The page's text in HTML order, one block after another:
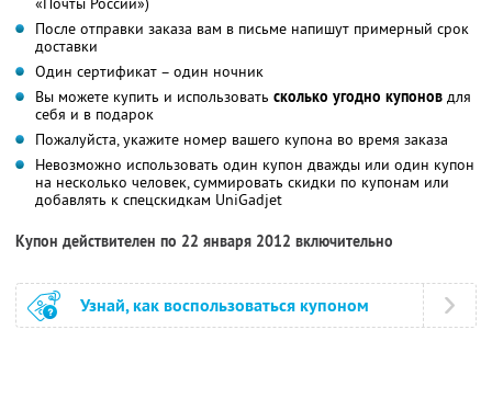
После отправки заказа вам в письме напишут примерный срок
доставки
Один сертификат – один ночник
Вы можете купить и использовать сколько угодно купонов для
себя и в подарок
Пожалуйста, укажите номер вашего купона во время заказа
Невозможно использовать один купон дважды или один купон
на несколько человек, суммировать скидки по купонам или
добавлять к спецскидкам UniGadjet
Купон действителен по 22 января 2012 включительно
Узнай, как воспользоваться купоном